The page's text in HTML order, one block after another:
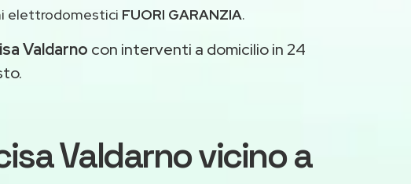
elettrodomestici FUORI GARANZIA.
Valdarno con interventi a domicilio in 24
Valdarno vicino a